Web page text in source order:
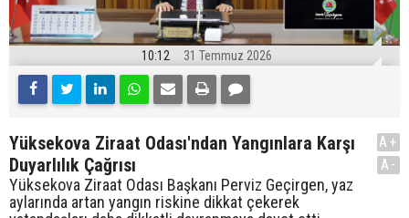
10:12 31 Temmuz 2026
Yüksekova Ziraat Odası'ndan Yangınlara Karşı
Duyarlılık Çağrısı
Yüksekova Ziraat Odası Başkanı Perviz Geçirgen, yaz
aylarında artan yangın riskine dikkat çekerek
A+
A-